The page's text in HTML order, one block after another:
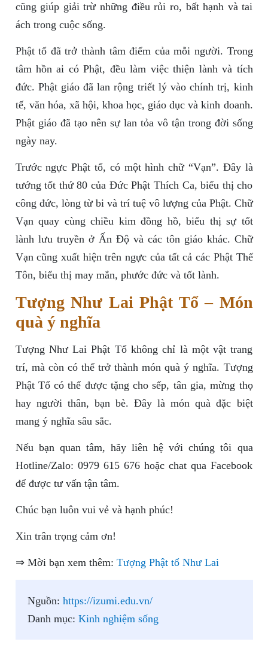
cũng giúp giải trừ những điều rủi ro, bất hạnh và tai
ách trong cuộc sống.
Phật tổ đã trở thành tâm điểm của mỗi người. Trong
tâm hồn ai có Phật, đều làm việc thiện lành và tích
đức. Phật giáo đã lan rộng triết lý vào chính trị, kinh
tế, văn hóa, xã hội, khoa học, giáo dục và kinh doanh.
Phật giáo đã tạo nên sự lan tỏa vô tận trong đời sống
ngày nay.
Trước ngực Phật tổ, có một hình chữ “Vạn”. Đây là
tướng tốt thứ 80 của Đức Phật Thích Ca, biểu thị cho
công đức, lòng từ bi và trí tuệ vô lượng của Phật. Chữ
Vạn quay cùng chiều kim đồng hồ, biểu thị sự tốt
lành lưu truyền ở Ấn Độ và các tôn giáo khác. Chữ
Vạn cũng xuất hiện trên ngực của tất cả các Phật Thế
Tôn, biểu thị may mắn, phước đức và tốt lành.
Tượng Như Lai Phật Tổ – Món
quà ý nghĩa
Tượng Như Lai Phật Tổ không chỉ là một vật trang
trí, mà còn có thể trở thành món quà ý nghĩa. Tượng
Phật Tổ có thể được tặng cho sếp, tân gia, mừng thọ
hay người thân, bạn bè. Đây là món quà đặc biệt
mang ý nghĩa sâu sắc.
Nếu bạn quan tâm, hãy liên hệ với chúng tôi qua
Hotline/Zalo: 0979 615 676 hoặc chat qua Facebook
để được tư vấn tận tâm.
Chúc bạn luôn vui vẻ và hạnh phúc!
Xin trân trọng cảm ơn!
⇒ Mời bạn xem thêm: Tượng Phật tổ Như Lai
Nguồn: https://izumi.edu.vn/
Danh mục: Kinh nghiệm sống